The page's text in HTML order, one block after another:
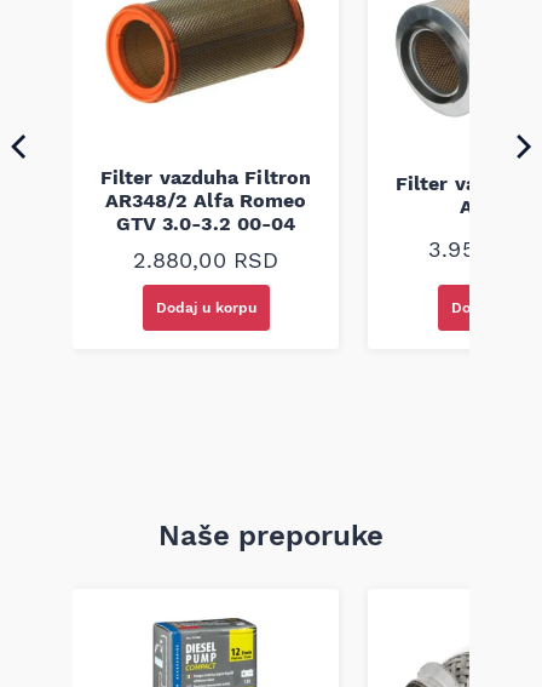
filter elemenata za automobilsku industriju. Proverite
kompatibilnost prema broju šasije (VIN) ili oznaci sa starog
filtera koji je bio na vozilu.
Filter vazduha Filtron
AR348/2 Alfa Romeo
GTV 3.0-3.2 00-04
2.880,00 RSD
Dodaj u korpu
Filter
AM420B
3.950,00
Dodaj u
Naše preporuke